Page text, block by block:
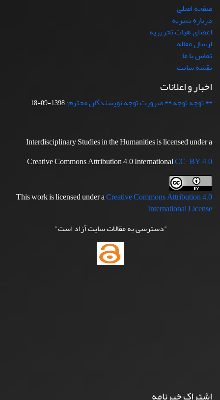
صفحه اصلی
درباره نشریه
اعضای هیات تحریریه
ارسال مقاله
تماس با ما
نقشه سایت
اخبار و اعلانات
** توجه توجه ** ضرورت توجه نویسندگان محترم:1398-09-18
Interdisciplinary Studies in the Humanities is licensed under a
Creative Commons Attribution 4.0 InternationalCC-BY 4.0
This work is licensed under aCreative Commons Attribution 4.0
International License
.
"دسترسی به مقالات سایت آزاد است"